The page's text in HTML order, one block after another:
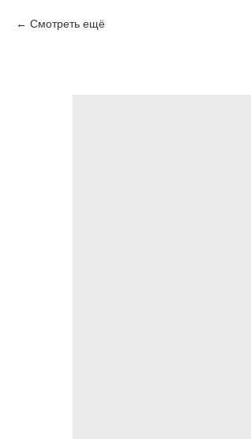
Смотреть ещё